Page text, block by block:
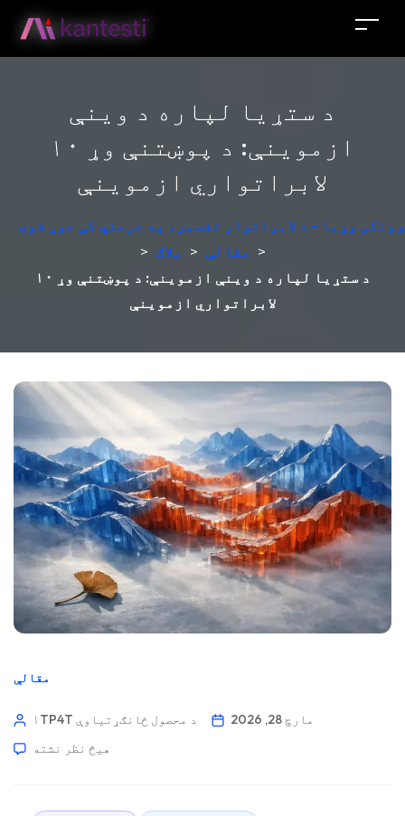
د ستړیا لپاره د وینې
ازموینې: د پوښتنې وړ ۱۰
لابراتواري ازموینې
وړیا - د لابراتوار تفسیر، په جرمني کې جوړ شوی
> بلاګ > مقالې >
د ستړیا لپاره د وینې ازموینې: د پوښتنې وړ ۱۰
لابراتواري ازموینې
مقالې
۱TP4T د محصول ځانګړتیاوې
مارچ 28, 2026
هیڅ نظر نشته